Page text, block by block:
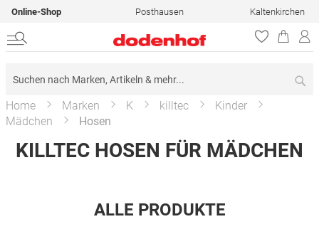
Online-Shop Posthausen Kaltenkirchen
Home Marken K killtec
Kinder
Mädchen
Hosen
KILLTEC HOSEN FÜR MÄDCHEN
ALLE PRODUKTE